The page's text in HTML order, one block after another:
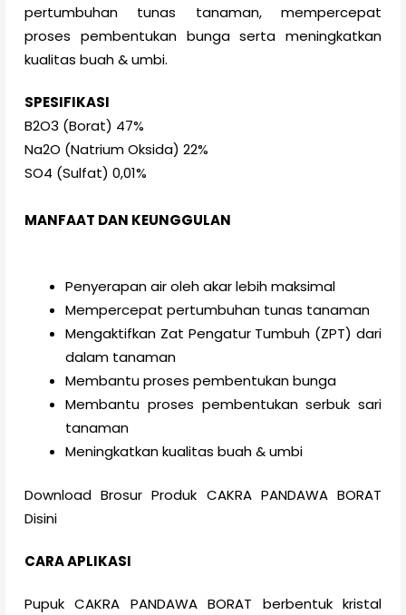
pertumbuhan tunas tanaman, mempercepat
proses pembentukan bunga serta meningkatkan
kualitas buah & umbi.
SPESIFIKASI
B2O3 (Borat) 47%
Na2O (Natrium Oksida) 22%
SO4 (Sulfat) 0,01%
MANFAAT DAN KEUNGGULAN
Penyerapan air oleh akar lebih maksimal
Mempercepat pertumbuhan tunas tanaman
Mengaktifkan Zat Pengatur Tumbuh (ZPT) dari
dalam tanaman
Membantu proses pembentukan bunga
Membantu proses pembentukan serbuk sari
tanaman
Meningkatkan kualitas buah & umbi
Download Brosur Produk CAKRA PANDAWA BORAT
Disini
CARA APLIKASI
Pupuk CAKRA PANDAWA BORAT berbentuk kristal